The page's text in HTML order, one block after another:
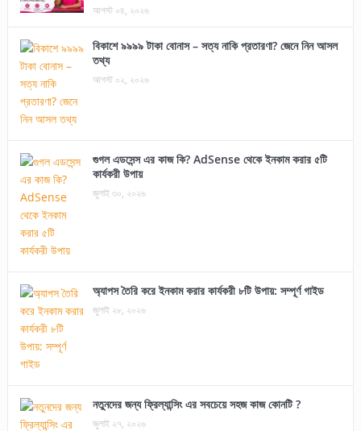
আগস্ট ০৪, ২০২৬
বিকাশে ৯৯৯৯ টাকা বোনাস – সত্য নাকি প্রতারণা? জেনে নিন আসল
তথ্য
আগস্ট ০২, ২০২৬
গুগল এডসেন্স এর কাজ কি? AdSense থেকে ইনকাম করার ৫টি
কার্যকরী উপায়
জুলাই ৩০, ২০২৬
অ্যাপস তৈরি করে ইনকাম করার কার্যকরী ৮টি উপায়: সম্পূর্ণ গাইড
জুলাই ২৮, ২০২৬
নতুনদের জন্য ফ্রিল্যান্সিং এর সবচেয়ে সহজ কাজ কোনটি ?
জুলাই ২৭, ২০২৬